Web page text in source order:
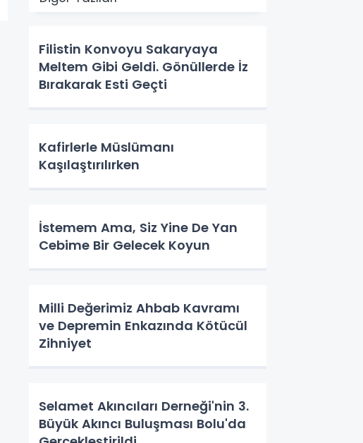
Filistin Konvoyu Sakaryaya
Meltem Gibi Geldi. Gönüllerde İz
Bırakarak Esti Geçti
Kafirlerle Müslümanı
Kaşılaştırılırken
İstemem Ama, Siz Yine De Yan
Cebime Bir Gelecek Koyun
Milli Değerimiz Ahbab Kavramı
ve Depremin Enkazında Kötücül
Zihniyet
Selamet Akıncıları Derneği'nin 3.
Büyük Akıncı Buluşması Bolu'da